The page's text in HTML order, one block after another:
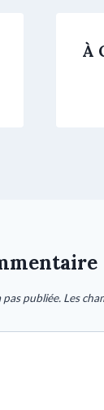
À
pas publiée. Les